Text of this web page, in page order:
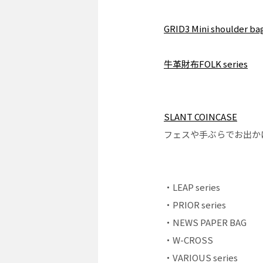
GRID3 Mini shoulder
牛革財布FOLK series
SLANT COINCASE
フェスや手ぶらでお出
・LEAP series
・PRIOR series
・NEWS PAPER BAG
・W-CROSS
・VARIOUS series